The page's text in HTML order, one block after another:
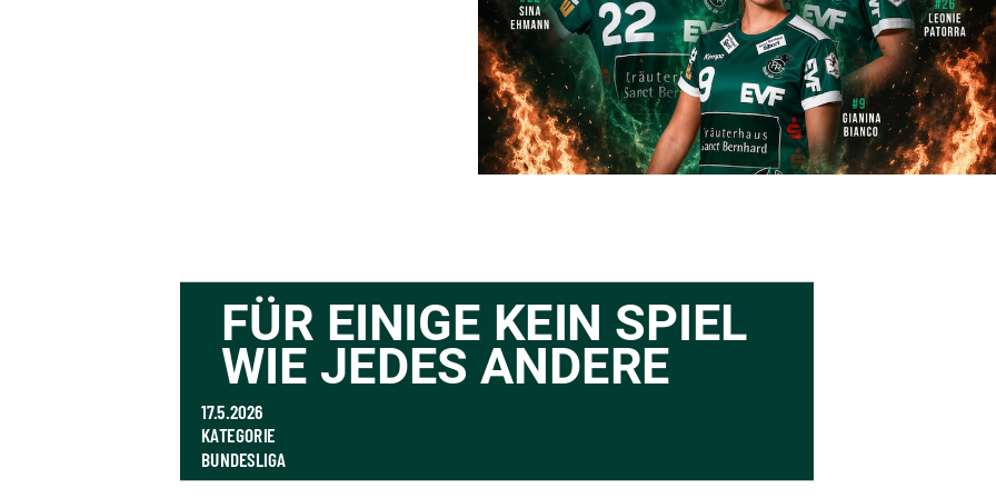
FÜR EINIGE KEIN SPIEL
WIE JEDES ANDERE
17.5.2026
KATEGORIE
BUNDESLIGA